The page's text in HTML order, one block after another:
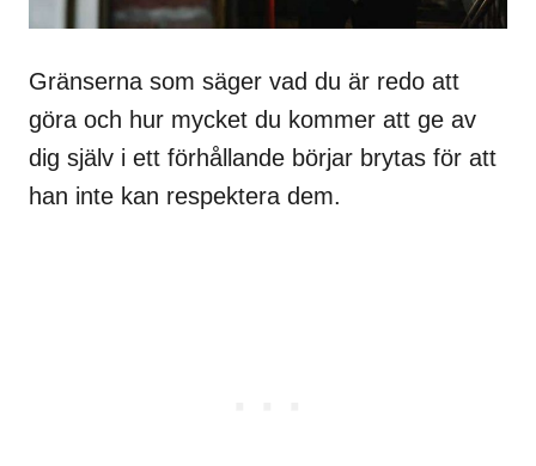
Gränserna som säger vad du är redo att
göra och hur mycket du kommer att ge av
dig själv i ett förhållande börjar brytas för att
han inte kan respektera dem.